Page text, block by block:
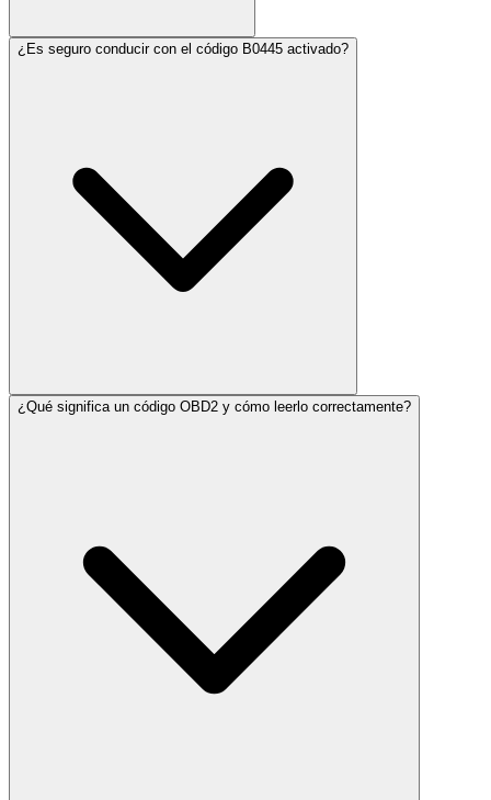
¿Es seguro conducir con el código B0445 activado?
¿Qué significa un código OBD2 y cómo leerlo correctamente?